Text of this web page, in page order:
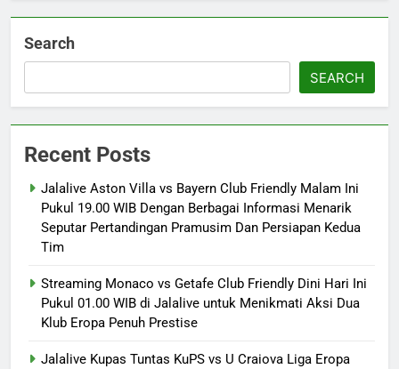
Search
SEARCH
Recent Posts
Jalalive Aston Villa vs Bayern Club Friendly Malam Ini
Pukul 19.00 WIB Dengan Berbagai Informasi Menarik
Seputar Pertandingan Pramusim Dan Persiapan Kedua
Tim
Streaming Monaco vs Getafe Club Friendly Dini Hari Ini
Pukul 01.00 WIB di Jalalive untuk Menikmati Aksi Dua
Klub Eropa Penuh Prestise
Jalalive Kupas Tuntas KuPS vs U Craiova Liga Eropa